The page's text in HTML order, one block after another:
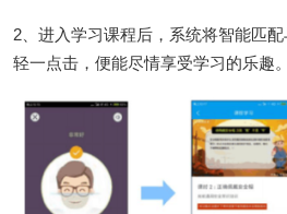
2、进入学习课程后，系统将智能匹
轻一点击，便能尽情享受学习的乐趣。